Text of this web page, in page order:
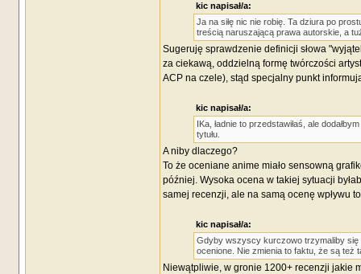
kic napisał/a:
Ja na siłę nic nie robię. Ta dziura po
treścią naruszającą prawa autorskie, a
Sugeruję sprawdzenie definicji słowa
za ciekawą, oddzielną formę twórczości
ACP na czele), stąd specjalny punkt
kic napisał/a:
IKa, ładnie to przedstawiłaś, ale
tytułu.
A niby dlaczego?
To że oceniane anime miało sensowną
później. Wysoka ocena w takiej sytuacji
samej recenzji, ale na samą ocenę wpływu
kic napisał/a:
Gdyby wszyscy kurczowo trzymaliby się
ocenione. Nie zmienia to faktu, że są też
Niewątpliwie, w gronie 1200+ recenzji jakie